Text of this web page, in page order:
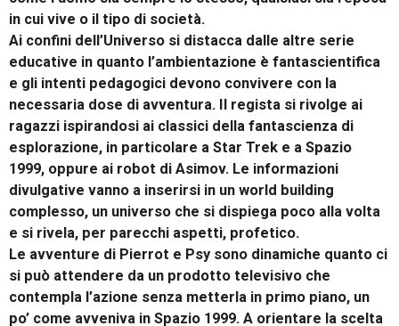
in cui vive o il tipo di società.
Ai confini dell’Universo si distacca dalle altre serie
educative in quanto l’ambientazione è fantascientifica
e gli intenti pedagogici devono convivere con la
necessaria dose di avventura. Il regista si rivolge ai
ragazzi ispirandosi ai classici della fantascienza di
esplorazione, in particolare a Star Trek e a Spazio
1999, oppure ai robot di Asimov. Le informazioni
divulgative vanno a inserirsi in un world building
complesso, un universo che si dispiega poco alla volta
e si rivela, per parecchi aspetti, profetico.
Le avventure di Pierrot e Psy sono dinamiche quanto ci
si può attendere da un prodotto televisivo che
contempla l’azione senza metterla in primo piano, un
po’ come avveniva in Spazio 1999. A orientare la scelta